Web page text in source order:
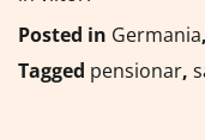
Posted in Germania,
Tagged pensionar,